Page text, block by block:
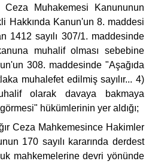
Ceza Muhakemesi Kanununun
Hakkında Kanun'un 8. maddesi
1412 sayılı 307/1. maddesinde
muhalif olması sebebine
308. maddesinde "Aşağıda
muhalefet edilmiş sayılır... 4)
olarak davaya bakmaya
hükümlerinin yer aldığı;
Ceza Mahkemesince Hakimler
170 sayılı kararında derdest
mahkemelerine devri yönünde